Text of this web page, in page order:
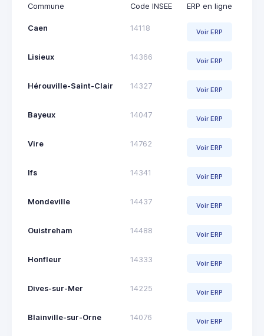
Commune Code INSEE ERP en ligne
Caen 14118 Voir ERP
Lisieux 14366 Voir ERP
Hérouville-Saint-Clair 14327 Voir ERP
Bayeux 14047 Voir ERP
Vire 14762 Voir ERP
Ifs 14341 Voir ERP
Mondeville 14437 Voir ERP
Ouistreham 14488 Voir ERP
Honfleur 14333 Voir ERP
Dives-sur-Mer 14225 Voir ERP
Blainville-sur-Orne 14076 Voir ERP